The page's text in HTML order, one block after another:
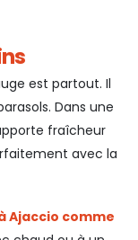
est partout. Il
Dans une
fraîcheur
avec la
Ajaccio comme